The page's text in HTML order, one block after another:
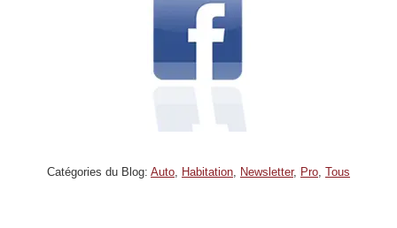
Catégories du Blog: Auto, Habitation, Newsletter, Pro, Tous